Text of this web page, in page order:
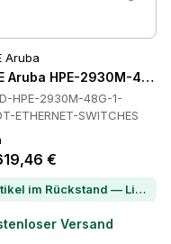
Aruba
Aruba HPE-2930M-48G-
HPE-2930M-48G-1-
ETHERNET-SWITCHES
€
Artikel im Rückstand — Lieferzeit per Chat erfragen
Versand